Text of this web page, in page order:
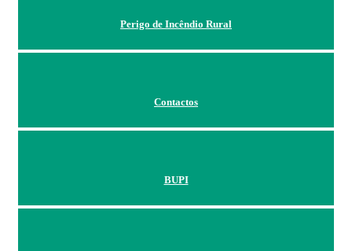
Perigo de Incêndio Rural
Contactos
BUPI